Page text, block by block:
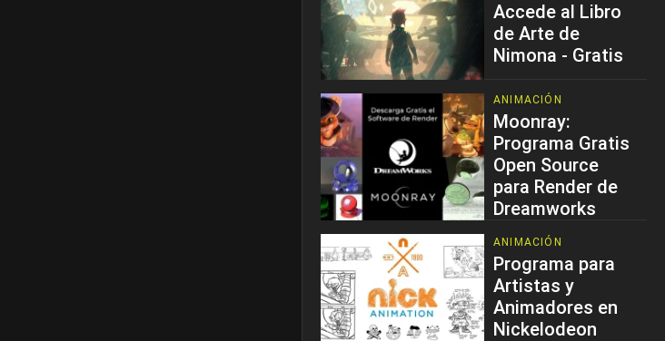
Accede al Libro
de Arte de
Nimona - Gratis
ANIMACIÓN
Moonray:
Programa Gratis
Open Source
para Render de
Dreamworks
ANIMACIÓN
Programa para
Artistas y
Animadores en
Nickelodeon